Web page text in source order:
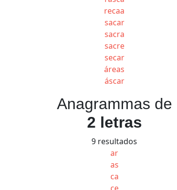
recaa
sacar
sacra
sacre
secar
áreas
áscar
Anagrammas de
2 letras
9 resultados
ar
as
ca